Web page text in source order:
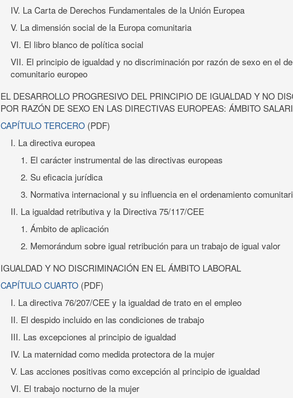
IV. La Carta de Derechos Fundamentales de la Unión Europea
V. La dimensión social de la Europa comunitaria
VI. El libro blanco de política social
VII. El principio de igualdad y no discriminación por razón de sexo en el
comunitario europeo
EL DESARROLLO PROGRESIVO DEL PRINCIPIO DE IGUALDAD Y NO
POR RAZÓN DE SEXO EN LAS DIRECTIVAS EUROPEAS: ÁMBITO
CAPÍTULO TERCERO (PDF)
I. La directiva europea
1. El carácter instrumental de las directivas europeas
2. Su eficacia jurídica
3. Normativa internacional y su influencia en el ordenamiento
II. La igualdad retributiva y la Directiva 75/117/CEE
1. Ámbito de aplicación
2. Memorándum sobre igual retribución para un trabajo de igual valor
IGUALDAD Y NO DISCRIMINACIÓN EN EL ÁMBITO LABORAL
CAPÍTULO CUARTO (PDF)
I. La directiva 76/207/CEE y la igualdad de trato en el empleo
II. El despido incluido en las condiciones de trabajo
III. Las excepciones al principio de igualdad
IV. La maternidad como medida protectora de la mujer
V. Las acciones positivas como excepción al principio de igualdad
VI. El trabajo nocturno de la mujer